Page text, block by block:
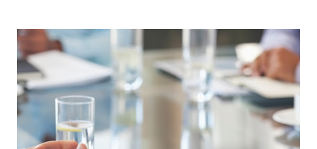
meningkatkan keterampilan kepemimpinan, atau sekadar
rekreasi. Agrowisata: Merupakan jenis pariwisata yang
memanfaatkan lahan pertanian atau perkebunan sebagai daya
tarik utama. Pengunjung dapat belajar tentang proses
pertanian, memetik buah langsung dari pohonnya, atau
berinteraksi dengan hewan ternak. baca juga : Paket Outbound